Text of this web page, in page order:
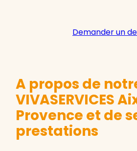
Demander un
A propos de
VIVASERVICES
Provence et de
prestations